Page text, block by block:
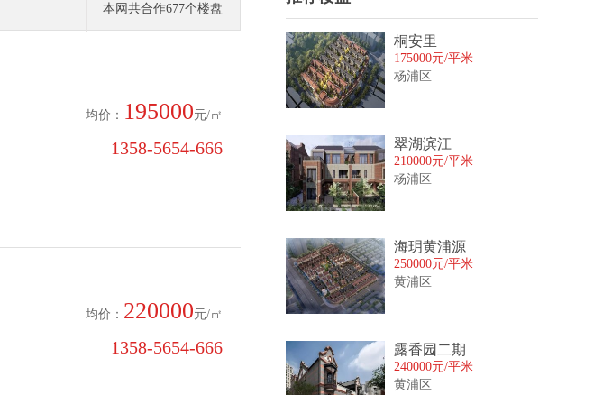
本网共合作677个楼盘
均价： 195000元/㎡
1358-5654-666‬
均价： 220000元/㎡
1358-5654-666‬
桐安里
175000元/平米
杨浦区
翠湖滨江
210000元/平米
杨浦区
海玥黄浦源
250000元/平米
黄浦区
露香园二期
240000元/平米
黄浦区